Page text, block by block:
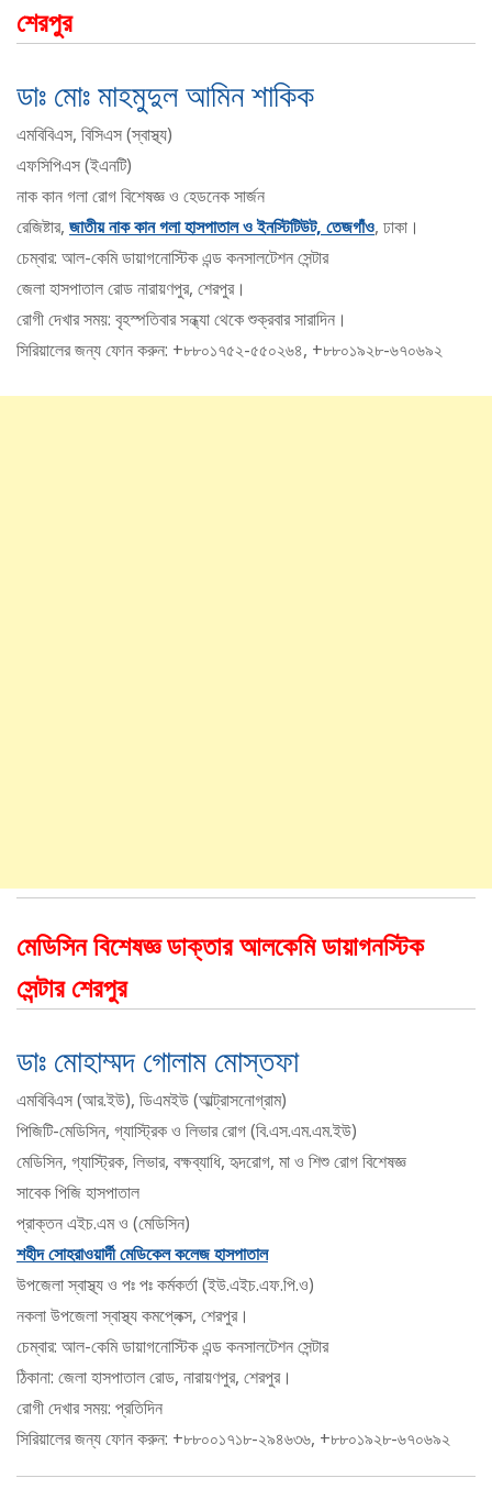
শেরপুর
ডাঃ মোঃ মাহমুদুল আমিন শাকিক
এমবিবিএস, বিসিএস (স্বাস্থ্য)
এফসিপিএস (ইএনটি)
নাক কান গলা রোগ বিশেষজ্ঞ ও হেডনেক সার্জন
রেজিষ্টার, জাতীয় নাক কান গলা হাসপাতাল ও ইনস্টিটিউট, তেজগাঁও, ঢাকা।
চেম্বার: আল-কেমি ডায়াগনোস্টিক এন্ড কনসালটেশন সেন্টার
জেলা হাসপাতাল রোড নারায়ণপুর, শেরপুর।
রোগী দেখার সময়: বৃহস্পতিবার সন্ধ্যা থেকে শুক্রবার সারাদিন।
সিরিয়ালের জন্য ফোন করুন: +৮৮০১৭৫২-৫৫০২৬৪, +৮৮০১৯২৮-৬৭০৬৯২
মেডিসিন বিশেষজ্ঞ ডাক্তার আলকেমি ডায়াগনস্টিক
সেন্টার শেরপুর
ডাঃ মোহাম্মদ গোলাম মোস্তফা
এমবিবিএস (আর.ইউ), ডিএমইউ (আল্ট্রাসনোগ্রাম)
পিজিটি-মেডিসিন, গ্যাস্ট্রিক ও লিভার রোগ (বি.এস.এম.এম.ইউ)
মেডিসিন, গ্যাস্ট্রিক, লিভার, বক্ষব্যাধি, হৃদরোগ, মা ও শিশু রোগ বিশেষজ্ঞ
সাবেক পিজি হাসপাতাল
প্রাক্তন এইচ.এম ও (মেডিসিন)
শহীদ সোহরাওয়ার্দী মেডিকেল কলেজ হাসপাতাল
উপজেলা স্বাস্থ্য ও পঃ পঃ কর্মকর্তা (ইউ.এইচ.এফ.পি.ও)
নকলা উপজেলা স্বাস্থ্য কমপ্লেক্স, শেরপুর।
চেম্বার: আল-কেমি ডায়াগনোস্টিক এন্ড কনসালটেশন সেন্টার
ঠিকানা: জেলা হাসপাতাল রোড, নারায়ণপুর, শেরপুর।
রোগী দেখার সময়: প্রতিদিন
সিরিয়ালের জন্য ফোন করুন: +৮৮০০১৭১৮-২৯৪৬৩৬, +৮৮০১৯২৮-৬৭০৬৯২